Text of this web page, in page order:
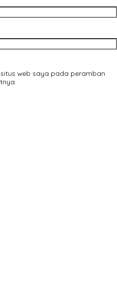
web saya pada peramban